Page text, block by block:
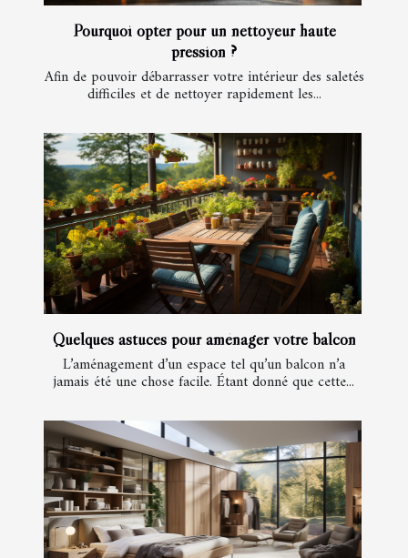
Pourquoi opter pour un nettoyeur haute
pression ?
Afin de pouvoir débarrasser votre intérieur des saletés
difficiles et de nettoyer rapidement les...
Quelques astuces pour aménager votre balcon
L’aménagement d’un espace tel qu’un balcon n’a
jamais été une chose facile. Étant donné que cette...